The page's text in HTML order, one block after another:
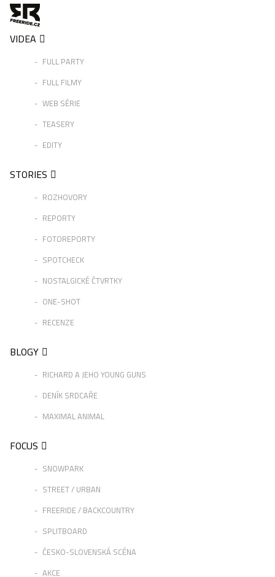
VIDEA
FULL PARTY
FULL FILMY
WEB SÉRIE
TEASERY
EDITY
STORIES
ROZHOVORY
REPORTY
FOTOREPORTY
SPOTCHECK
NOSTALGICKÉ ČTVRTKY
ONE-SHOT
RECENZE
BLOGY
RICHARD A JEHO YOUNG GUNS
DENÍK SRDCAŘE
MAXIMAL ANIMAL
FOCUS
SNOWPARK
STREET / URBAN
FREERIDE / BACKCOUNTRY
SPLITBOARD
ČESKO-SLOVENSKÁ SCÉNA
AKCE